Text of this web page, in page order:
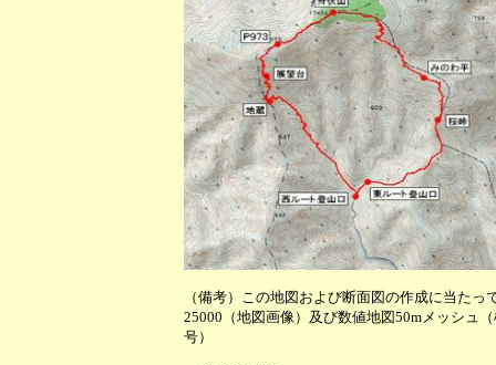
（備考）この地図および断面図の作成に当た
25000（地図画像）及び数値地図50mメッシュ
号）